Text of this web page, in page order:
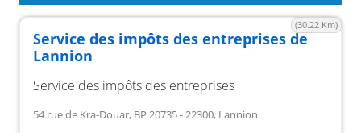
(30.22 Km)
Service des impôts des entreprises de
Lannion
Service des impôts des entreprises
54 rue de Kra-Douar, BP 20735 - 22300, Lannion